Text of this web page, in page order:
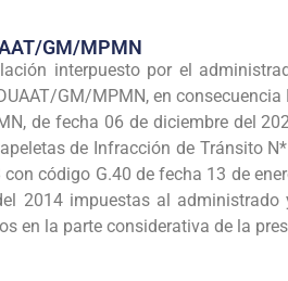
GM/MPMN
interpuesto por el
GM/MPMN, en
de fecha 06 de diciembre del
de Infracción de Tránsito
código G.40 de fecha 13 de
2014 impuestas al
en la parte considerativa de la